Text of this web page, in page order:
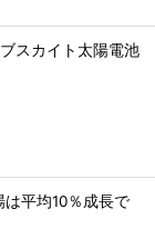
スカイト太陽電池
平均10％成長で